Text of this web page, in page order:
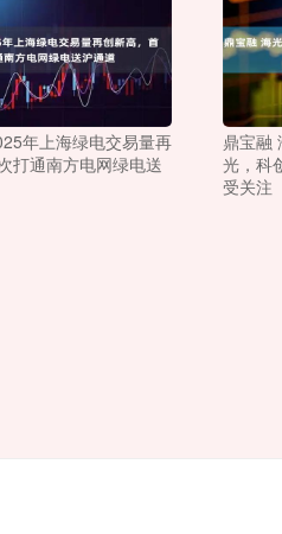
年上海绿电交易量再
打通南方电网绿电送
鼎宝融
光，科
受关注